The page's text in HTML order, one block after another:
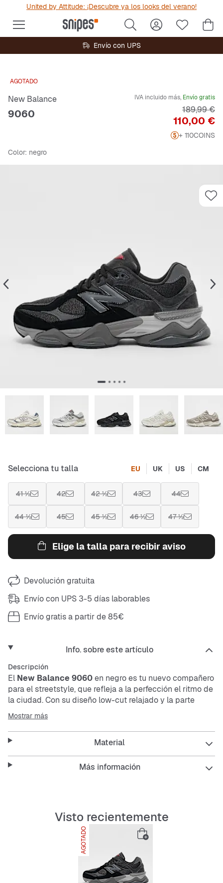
United by Attitude: ¡Descubre ya los looks del verano!
Envío con UPS
AGOTADO
New Balance
9060
IVA incluido más, Envío gratis
Precio
110,00 €
Precio
189,99 €
+ 110COINS
Color: negro
Selecciona tu talla EU UK US CM
41 ½ 42 42 ½ 43 44
44 ½ 45 45 ½ 46 ½ 47 ½
Elige la talla para recibir aviso
Devolución gratuita
Envío con UPS 3-5 días laborables
Envío gratis a partir de 85€
Info. sobre este artículo
Descripción
El New Balance 9060en negro es tu nuevo compañero
para el streetstyle, que refleja a la perfección el ritmo de
la ciudad. Con su diseño low-cut relajado y la parte
superior de
marcas un estilo que combina funcionalidad y
comodidad. Ideal para quienes valoran el confort y el
estilo.
cualquier outfit.
Mostrar más
Material
Más información
Visto recientemente
AGOTADO